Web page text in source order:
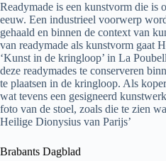
Readymade is een kunstvorm die is
eeuw. Een industrieel voorwerp
gehaald en binnen de context van
van readymade als kunstvorm gaat
‘Kunst in de kringloop’ in La
deze readymades te conserveren
te plaatsen in de kringloop. Als
wat tevens een gesigneerd
foto van de stoel, zoals die te zien
Heilige Dionysius van Parijs’
Brabants Dagblad